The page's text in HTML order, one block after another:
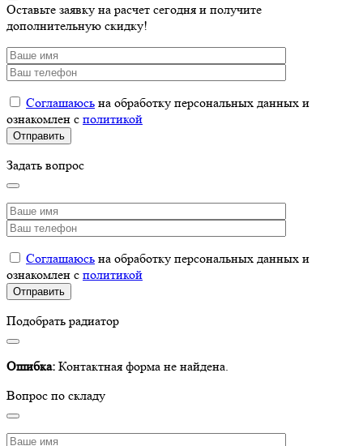
Оставьте заявку на расчет сегодня и получите
дополнительную скидку!
Соглашаюсь на обработку персональных данных и
ознакомлен с политикой
Задать вопрос
Соглашаюсь на обработку персональных данных и
ознакомлен с политикой
Подобрать радиатор
Ошибка: Контактная форма не найдена.
Вопрос по складу